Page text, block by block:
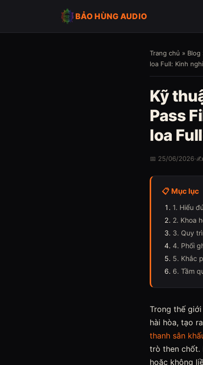
BẢO HÙNG AUDIO
Trang chủ » Blog
loa Full: Kinh
Kỹ
Pass
loa
📅 25/06/2026·✍️
📋 Mục lục
1. Hiểu
2. Khoa
3. Quy
4. Phối
5. Khắc
6. Tầm
Trong thế
hài hòa, tạo
thanh sân
trò then chốt.
hoặc không